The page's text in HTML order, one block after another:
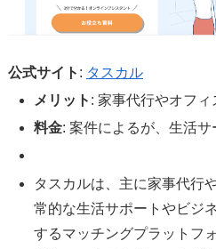
公式サイト : タスカル
メリット : 家事代行やオフ
料金: 案件によるが、生活
タスカルは、主に家事代行
常的な生活サポートやビジ
するマッチングプラットフ